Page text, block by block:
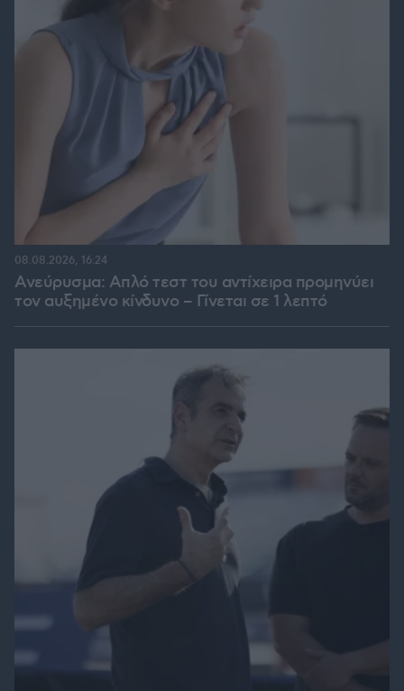
Ανεύρυσμα: Απλό τεστ του αντίχειρα προμηνύει
τον αυξημένο κίνδυνο – Γίνεται σε 1 λεπτό
08.08.2026, 16:24